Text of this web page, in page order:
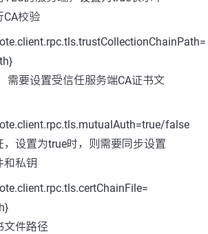
CA校验
需要设置受信任服务端CA证书文
false
，设置为true时，则需要同步设置
和私钥
文件路径